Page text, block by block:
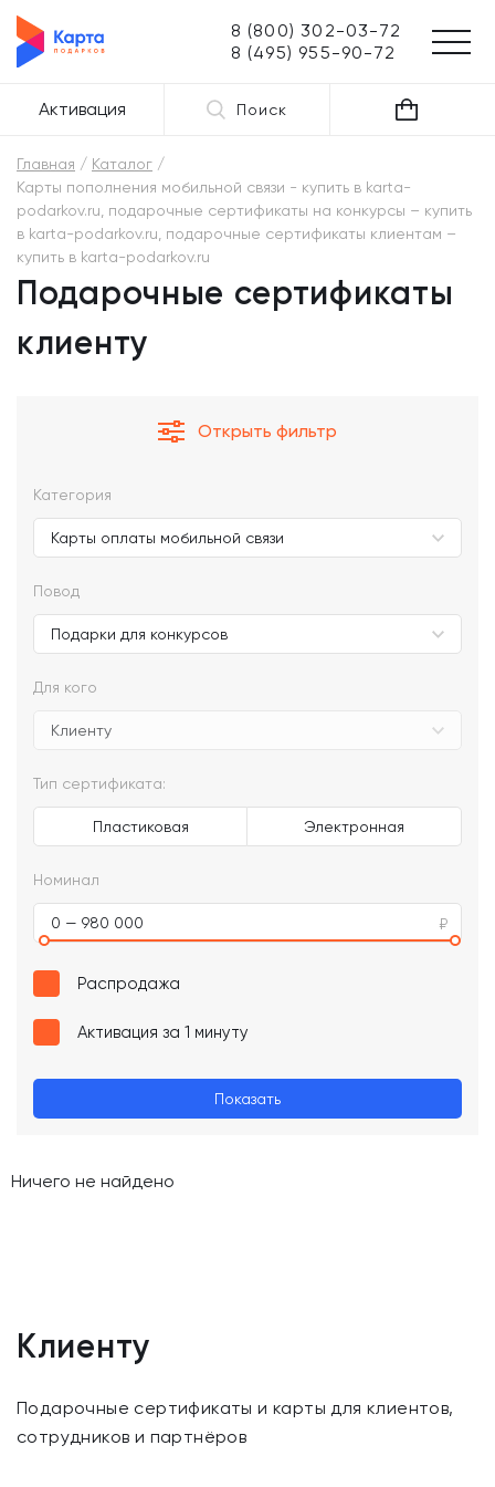
8 (800) 302-03-72
8 (495) 955-90-72
Активация Поиск
Главная
Каталог
Карты пополнения мобильной связи - купить в karta-
podarkov.ru, подарочные сертификаты на конкурсы – купить
в karta-podarkov.ru, подарочные сертификаты клиентам –
купить в karta-podarkov.ru
Подарочные сертификаты
клиенту
Открыть фильтр
Категория
Повод
Для кого
Тип сертификата:
Пластиковая Электронная
Номинал
0 — 980 000
Распродажа
Активация за 1 минуту
Показать
Ничего не найдено
Клиенту
Подарочные сертификаты и карты для клиентов,
сотрудников и партнёров